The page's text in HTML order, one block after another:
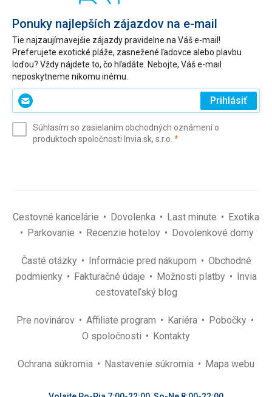
Ponuky najlepších zájazdov na e-mail
Tie najzaujímavejšie zájazdy pravidelne na Váš e-mail!
Preferujete exotické pláže, zasnežené ľadovce alebo plavbu
loďou? Vždy nájdete to, čo hľadáte. Nebojte, Váš e-mail
neposkytneme nikomu inému.
Zadajte
svoj
(povinné)
Prihlásiť
Súhlasím so zasielaním obchodných oznámení o
produktoch spoločnosti Invia.sk, s.r.o. *(povinné)
Cestovné kancelárie Dovolenka Last minute
Exotika
Parkovanie
Recenzie hotelov Dovolenkové domy
Časté otázky Informácie pred nákupom
Obchodné
podmienky
Fakturačné údaje Možnosti platby
Invia
cestovateľský blog
Pre novinárov Affiliate program Kariéra
Pobočky
O spoločnosti
Kontakty
Ochrana súkromia Nastavenie súkromia Mapa webu